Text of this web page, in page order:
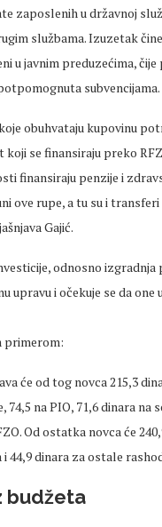
zaposlenih u državnoj
službama. Izuzetak
u javnim preduzećima, čije
subvencijama.
obuhvataju kupovinu
se finansiraju preko
finansiraju penzije i
ove rupe, a tu su i
Gajić.
odnosno izgradnja
i očekuje se da one
primerom:
će od tog novca 215,3
na PIO, 71,6 dinara na
Od ostatka novca će
44,9 dinara za ostale
budžeta